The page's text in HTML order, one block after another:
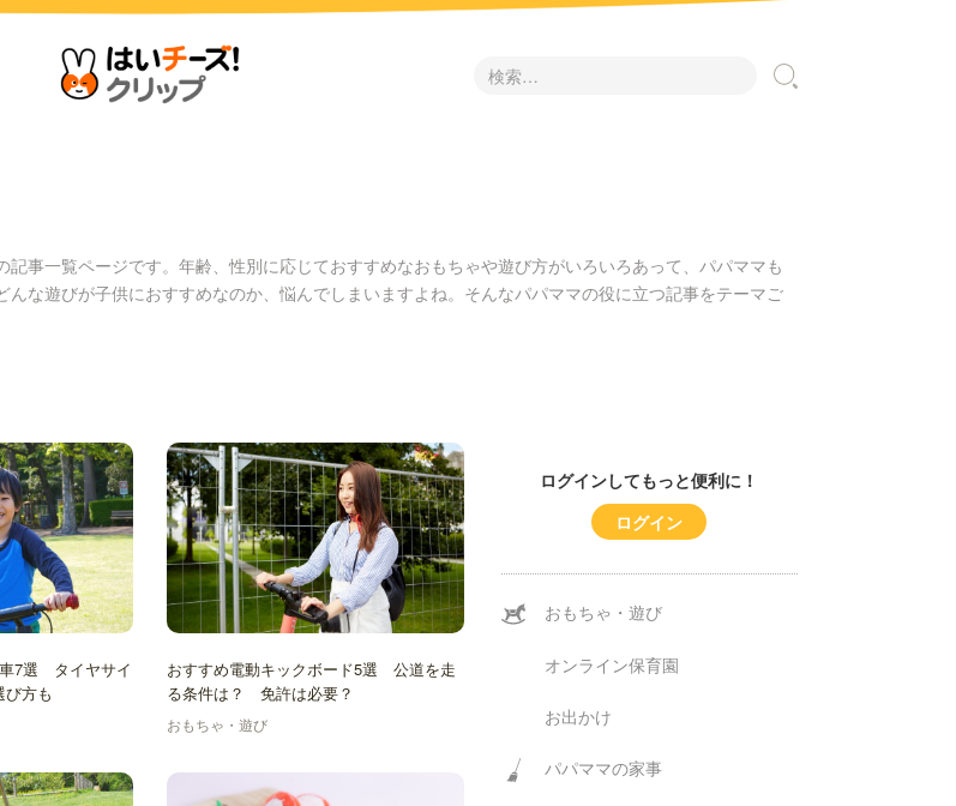
検
事一覧ページです。年齢、性別に応じておすすめなおもちゃや遊び方がいろいろあって、パパママも
んな遊びが子供におすすめなのか、悩んでしまいますよね。そんなパパママの役に立つ記事をテーマご
7選 タイヤサイ
び方も
おすすめ電動キックボード5選 公道を走
る条件は？ 免許は必要？
おもちゃ・遊び
ログインしてもっと便利に！
ログイン
おもちゃ・遊び
オンライン保育園
お出かけ
パパママの家事